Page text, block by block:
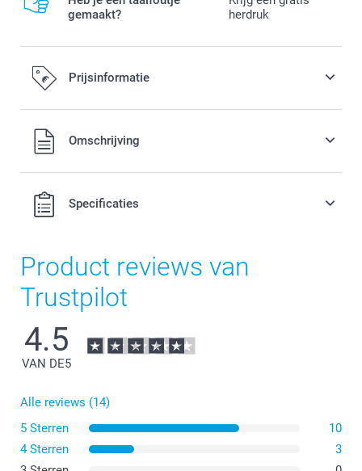
gemaakt?
herdruk
Prijsinformatie
Alle prijzen zijn in EURO (€) inclusief BTW en exclusief
verzendkosten.Omschrijving
Specificaties
Tips voor de ideale foto
Product reviews van
Trustpilot
4.5
VAN DE5
Alle reviews (14)
5 Sterren
10
4 Sterren
3